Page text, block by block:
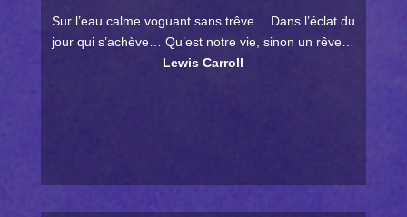
Sur l’eau calme voguant sans trêve… Dans l’éclat du
jour qui s’achève… Qu’est notre vie, sinon un rêve…
Lewis Carroll